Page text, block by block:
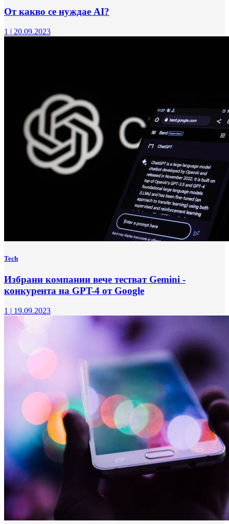
От какво се нуждае AI?
1 | 20.09.2023
Tech
Избрани компании вече тестват Gemini -
конкурента на GPT-4 от Google
1 | 19.09.2023